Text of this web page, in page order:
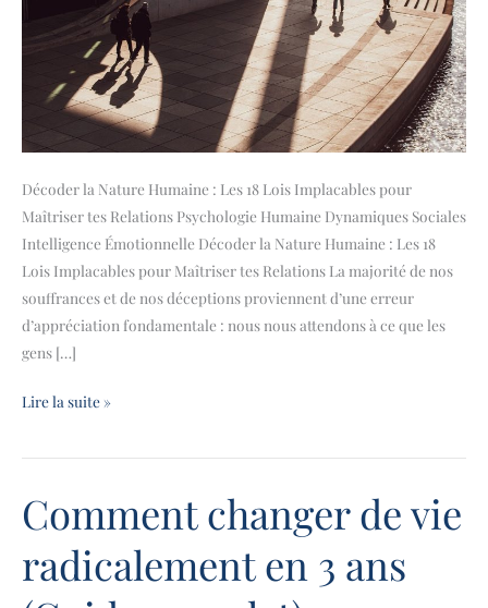
Décoder la Nature Humaine : Les 18 Lois Implacables pour
Maîtriser tes Relations Psychologie Humaine Dynamiques Sociales
Intelligence Émotionnelle Décoder la Nature Humaine : Les 18
Lois Implacables pour Maîtriser tes Relations La majorité de nos
souffrances et de nos déceptions proviennent d’une erreur
d’appréciation fondamentale : nous nous attendons à ce que les
gens […]
Lire la suite »
Comment changer de vie
radicalement en 3 ans
Comment
changer
de
vie